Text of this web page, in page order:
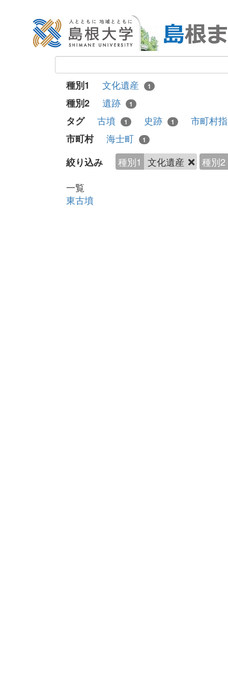
種別1 文化遺産 1
種別2 遺跡 1
タグ 古墳 1 史跡 1
市町村
市町村
海士町 1
絞り込み 種別1 文化遺産
種別2
一覧
東古墳